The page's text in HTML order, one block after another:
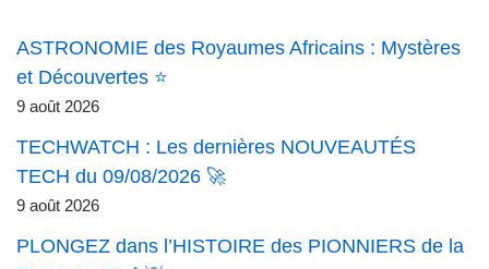
ASTRONOMIE des Royaumes Africains : Mystères
et Découvertes ⭐
9 août 2026
TECHWATCH : Les dernières NOUVEAUTÉS
TECH du 09/08/2026 🚀
9 août 2026
PLONGEZ dans l’HISTOIRE des PIONNIERS de la